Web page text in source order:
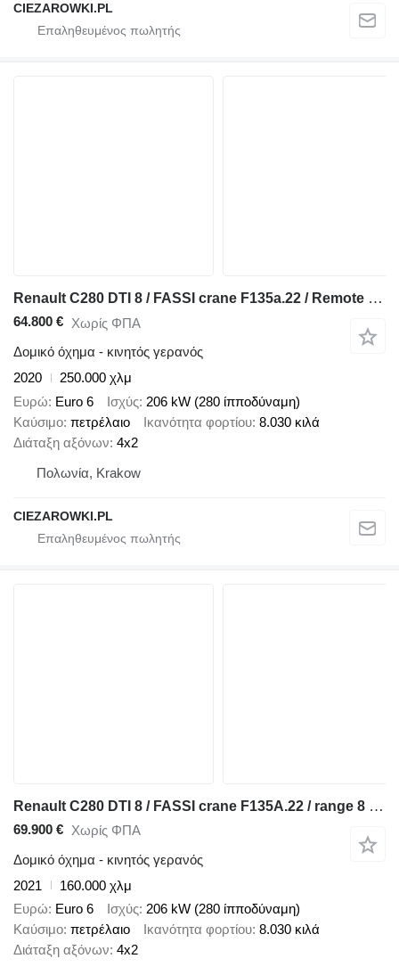
CIEZAROWKI.PL
Renault C280 DTI 8 / FASSI crane F135a.22 / Remote control / Rotator / F
64.800 € Χωρίς ΦΠΑ
Δομικό όχημα - κινητός γερανός
2020
250.000 χλμ
Ευρώ Euro 6 Ισχύς 206 kW (280 ίπποδύναμη)
Καύσιμο πετρέλαιο Ικανότητα φορτίου 8.030 κιλά
Διάταξη αξόνων 4x2
Πολωνία, Krakow
CIEZAROWKI.PL
Renault C280 DTI 8 / FASSI crane F135A.22 / range 8 m / Flatbed 15 EPAL
69.900 € Χωρίς ΦΠΑ
Δομικό όχημα - κινητός γερανός
2021
160.000 χλμ
Ευρώ Euro 6 Ισχύς 206 kW (280 ίπποδύναμη)
Καύσιμο πετρέλαιο Ικανότητα φορτίου 8.030 κιλά
Διάταξη αξόνων 4x2